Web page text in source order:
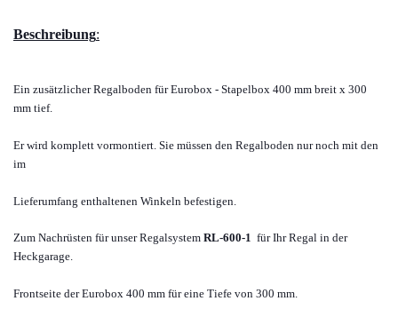
Beschreibung:
Ein zusätzlicher Regalboden für Eurobox - Stapelbox 400 mm breit x 300
mm tief.
Er wird komplett vormontiert. Sie müssen den Regalboden nur noch mit den
im
Lieferumfang enthaltenen Winkeln befestigen.
Zum Nachrüsten für unser Regalsystem RL-600-1 für Ihr Regal in der
Heckgarage.
Frontseite der Eurobox 400 mm für eine Tiefe von 300 mm.